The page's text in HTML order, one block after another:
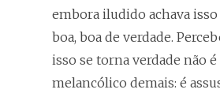
embora iludido achava
boa, boa de verdade.
isso se torna verdade não é
melancólico demais: é